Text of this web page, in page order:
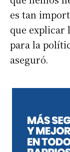
es tan
que explicar
para la
aseguró.